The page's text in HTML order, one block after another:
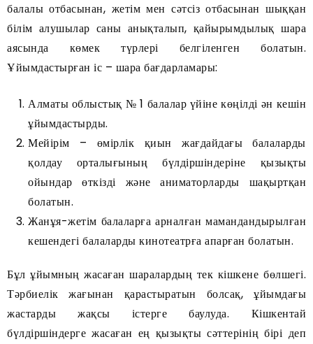
балалы отбасынан, жетім мен сәтсіз отбасынан шыққан
білім алушылар саны анықталып, қайырымдылық шара
аясында көмек түрлері белгіленген болатын.
Ұйымдастырған іс – шара бағдарламары:
Алматы облыстық № 1 балалар үйіне көңілді ән кешін
ұйымдастырды.
Мейірім – өмірлік қиын жағдайдағы балаларды
қолдау орталығының бүлдіршіндеріне қызықты
ойындар өткізді және аниматорларды шақыртқан
болатын.
Жанұя-жетім балаларға арналған мамандандырылған
кешендегі балаларды кинотеатрға апарған болатын.
Бұл ұйымның жасаған шаралардың тек кішкене бөлшегі.
Тәрбиелік жағынан қарастыратын болсақ, ұйымдағы
жастарды жақсы істерге баулуда. Кішкентай
бүлдіршіндерге жасаған ең қызықты сәттерінің бірі деп